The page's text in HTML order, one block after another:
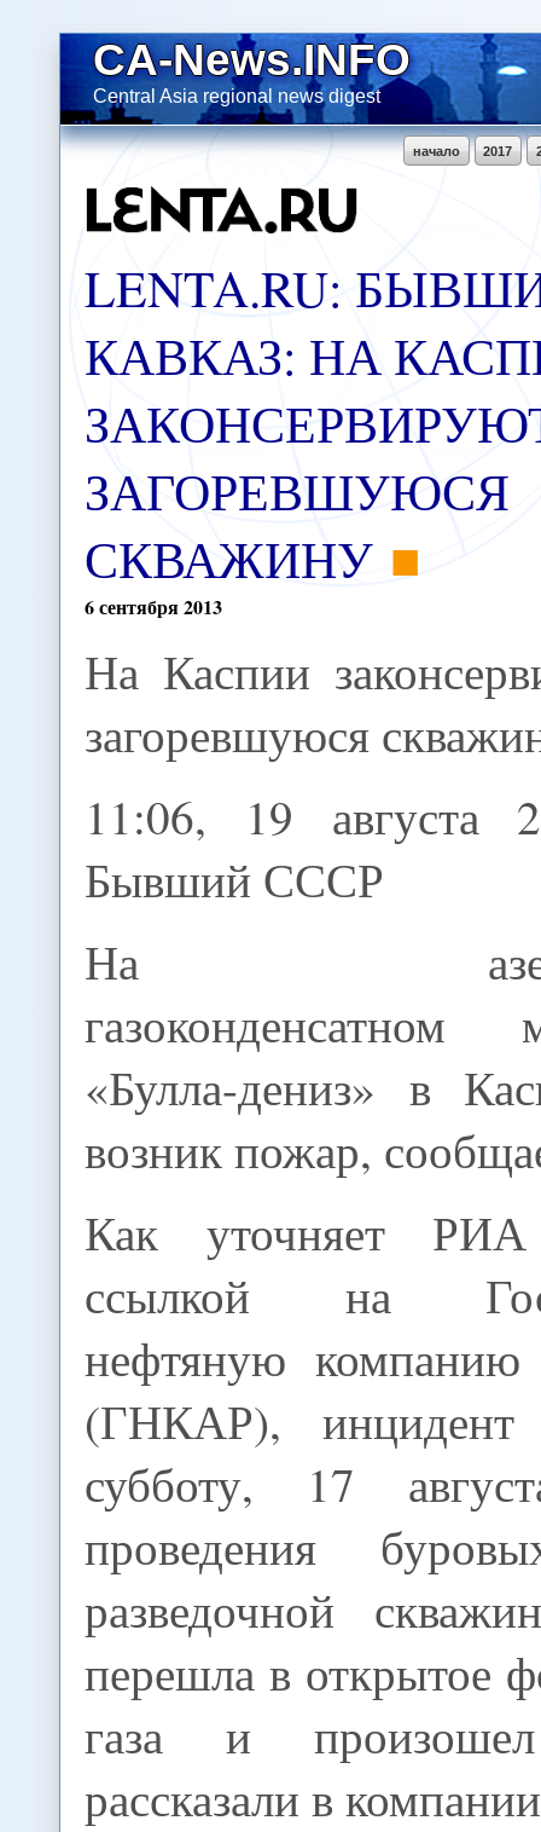
CA-News.INFO
Central Asia regional news digest
2017
начало
LENTA.RU:
КАВКАЗ: НА
ЗАГОРЕВШУЮСЯ
СКВАЖИНУ
6сентября2013
На Каспии
загоревшуюся
11:06, 19 августа
Бывший СССР
На
газоконденсатном
«Булла-дениз» в
возник пожар,
Как уточняет
ссылкой на
нефтяную компанию
(ГНКАР),
субботу, 17
проведения
разведочной
перешла в открытое
газа и
рассказали в